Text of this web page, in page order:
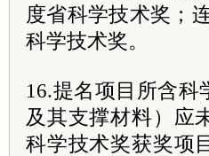
度省科学技术奖；
科学技术奖。
16.提名项目所含
及其支撑材料）应
科学技术奖获奖项